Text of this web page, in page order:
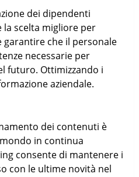
dei dipendenti
la scelta migliore per
che il personale
necessarie per
futuro. Ottimizzando i
aziendale.
dei contenuti è
in continua
consente di mantenere i
con le ultime novità nel